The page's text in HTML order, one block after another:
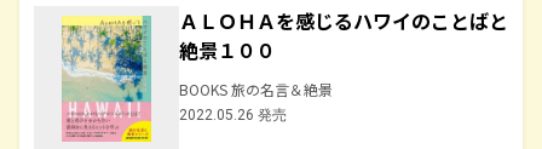
ＡＬＯＨＡを感じるハワイのことばと
絶景１００
BOOKS 旅の名言＆絶景
2022.05.26 発売